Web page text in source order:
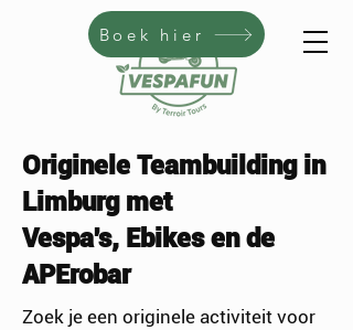
Boek hier
Originele Teambuilding in
Limburg met
Vespa's, Ebikes en de
APErobar
Zoek je een originele activiteit voor